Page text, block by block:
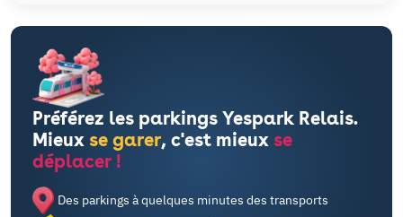
Préférez les parkings Yespark Relais.
Mieux se garer, c'est mieux se
déplacer !
Des parkings à quelques minutes des transports